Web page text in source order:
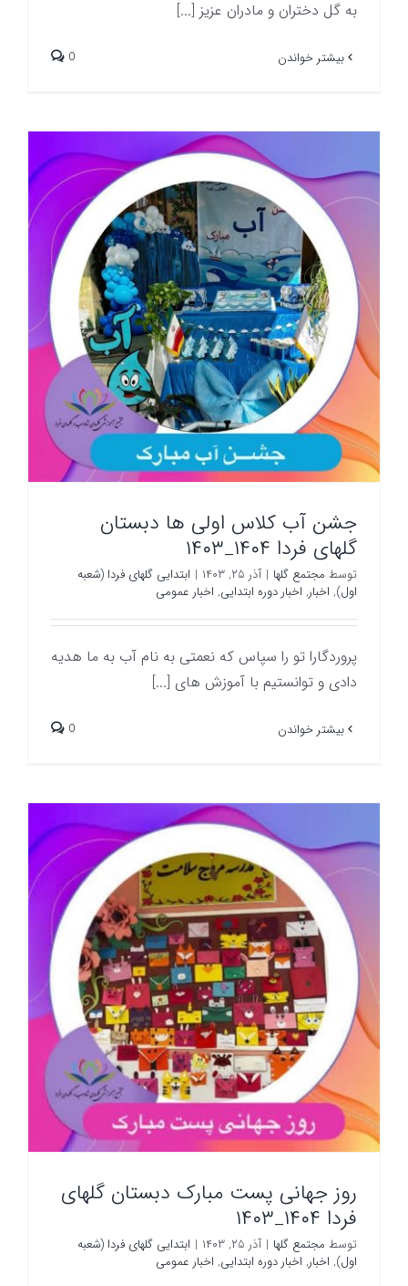
به گل دختران و مادران عزیز [...]
بیشتر خواندن 0
جشن آب کلاس اولی ها دبستان
گلهای فردا ۱۴۰۴_۱۴۰۳
توسط مجتمع گلها | آذر ۲۵, ۱۴۰۳ | ابتدایی گلهای فردا (شعبه
اول), اخبار, اخبار دوره ابتدایی, اخبار عمومی
پروردگارا تو را سپاس که نعمتی به نام آب به ما هدیه
دادی و توانستیم با آموزش های [...]
بیشتر خواندن 0
روز جهانی پست مبارک دبستان گلهای
فردا ۱۴۰۴_۱۴۰۳
توسط مجتمع گلها | آذر ۲۵, ۱۴۰۳ | ابتدایی گلهای فردا (شعبه
اول), اخبار, اخبار دوره ابتدایی, اخبار عمومی